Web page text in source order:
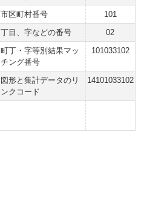
市区町村番号
101
丁目、字などの番号
02
町丁・字等別結果マッ
チング番号
101033102
図形と集計データのリ
ンクコード
14101033102